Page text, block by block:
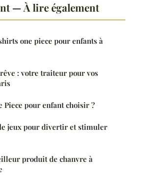
— À lire également
one piece pour enfants à
: votre traiteur pour vos
Piece pour enfant choisir ?
jeux pour divertir et stimuler
produit de chanvre à